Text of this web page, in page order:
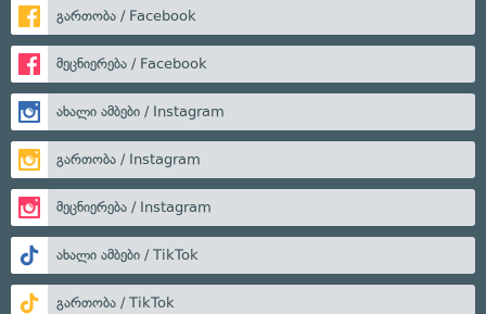
გართობა / Facebook
მეცნიერება / Facebook
ახალი ამბები / Instagram
გართობა / Instagram
მეცნიერება / Instagram
ახალი ამბები / TikTok
გართობა / TikTok